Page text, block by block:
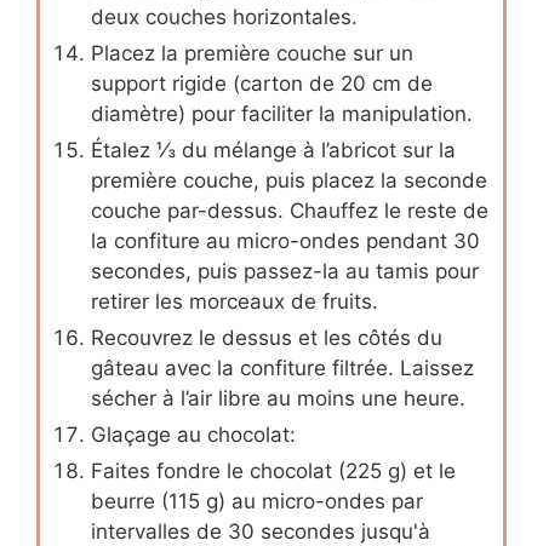
deux couches horizontales.
Placez la première couche sur un
support rigide (carton de 20 cm de
diamètre) pour faciliter la manipulation.
Étalez ⅓ du mélange à l’abricot sur la
première couche, puis placez la seconde
couche par-dessus. Chauffez le reste de
la confiture au micro-ondes pendant 30
secondes, puis passez-la au tamis pour
retirer les morceaux de fruits.
Recouvrez le dessus et les côtés du
gâteau avec la confiture filtrée. Laissez
sécher à l’air libre au moins une heure.
Glaçage au chocolat:
Faites fondre le chocolat (225 g) et le
beurre (115 g) au micro-ondes par
intervalles de 30 secondes jusqu'à